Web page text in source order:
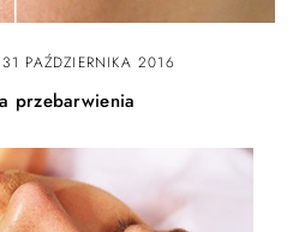
31 PAŹDZIERNIKA 2016
przebarwienia